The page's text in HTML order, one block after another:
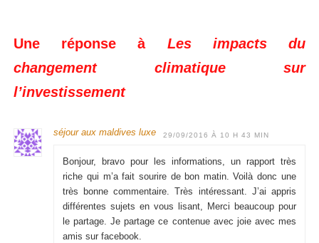
Une réponse à Les impacts du
changement climatique sur
l’investissement
séjour aux maldives luxe 29/09/2016 À 10 H 43 MIN
Bonjour, bravo pour les informations, un rapport très
riche qui m’a fait sourire de bon matin. Voilà donc une
très bonne commentaire. Très intéressant. J’ai appris
différentes sujets en vous lisant, Merci beaucoup pour
le partage. Je partage ce contenue avec joie avec mes
amis sur facebook.